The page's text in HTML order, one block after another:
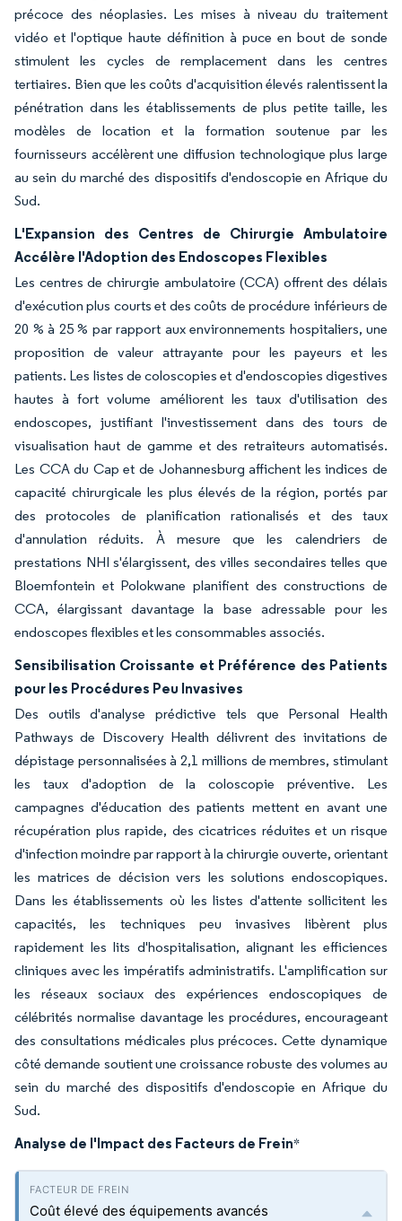
précoce des néoplasies. Les mises à niveau du traitement
vidéo et l'optique haute définition à puce en bout de sonde
stimulent les cycles de remplacement dans les centres
tertiaires. Bien que les coûts d'acquisition élevés ralentissent la
pénétration dans les établissements de plus petite taille, les
modèles de location et la formation soutenue par les
fournisseurs accélèrent une diffusion technologique plus large
au sein du marché des dispositifs d'endoscopie en Afrique du
Sud.
L'Expansion des Centres de Chirurgie Ambulatoire
Accélère l'Adoption des Endoscopes Flexibles
Les centres de chirurgie ambulatoire (CCA) offrent des délais
d'exécution plus courts et des coûts de procédure inférieurs de
20 % à 25 % par rapport aux environnements hospitaliers, une
proposition de valeur attrayante pour les payeurs et les
patients. Les listes de coloscopies et d'endoscopies digestives
hautes à fort volume améliorent les taux d'utilisation des
endoscopes, justifiant l'investissement dans des tours de
visualisation haut de gamme et des retraiteurs automatisés.
Les CCA du Cap et de Johannesburg affichent les indices de
capacité chirurgicale les plus élevés de la région, portés par
des protocoles de planification rationalisés et des taux
d'annulation réduits. À mesure que les calendriers de
prestations NHI s'élargissent, des villes secondaires telles que
Bloemfontein et Polokwane planifient des constructions de
CCA, élargissant davantage la base adressable pour les
endoscopes flexibles et les consommables associés.
Sensibilisation Croissante et Préférence des Patients
pour les Procédures Peu Invasives
Des outils d'analyse prédictive tels que Personal Health
Pathways de Discovery Health délivrent des invitations de
dépistage personnalisées à 2,1 millions de membres, stimulant
les taux d'adoption de la coloscopie préventive. Les
campagnes d'éducation des patients mettent en avant une
récupération plus rapide, des cicatrices réduites et un risque
d'infection moindre par rapport à la chirurgie ouverte, orientant
les matrices de décision vers les solutions endoscopiques.
Dans les établissements où les listes d'attente sollicitent les
capacités, les techniques peu invasives libèrent plus
rapidement les lits d'hospitalisation, alignant les efficiences
cliniques avec les impératifs administratifs. L'amplification sur
les réseaux sociaux des expériences endoscopiques de
célébrités normalise davantage les procédures, encourageant
des consultations médicales plus précoces. Cette dynamique
côté demande soutient une croissance robuste des volumes au
sein du marché des dispositifs d'endoscopie en Afrique du
Sud.
Analyse de l'Impact des Facteurs de Frein*
Coût élevé des équipements avancés